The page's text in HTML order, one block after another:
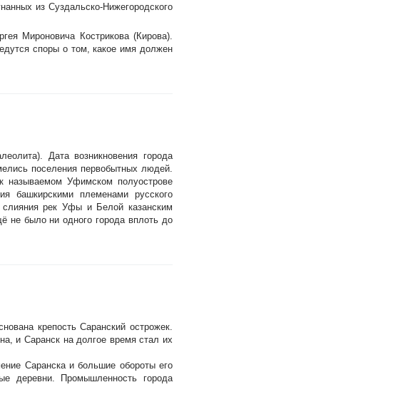
из Суздальско-Нижегородского
Мироновича Кострикова (Кирова).
споры о том, какое имя должен
Дата возникновения города
поселения первобытных людей.
называемом Уфимском полуострове
башкирскими племенами русского
слияния рек Уфы и Белой казанским
не было ни одного города вплоть до
крепость Саранский острожек.
и Саранск на долгое время стал их
Саранска и большие обороты его
деревни. Промышленность города